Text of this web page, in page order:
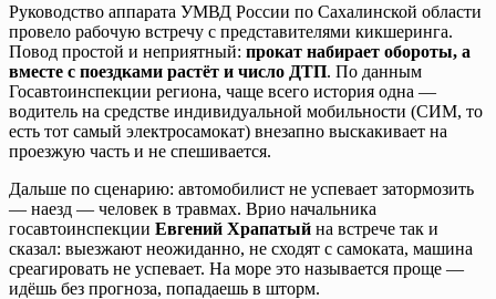
Руководство аппарата УМВД России по Сахалинской области
провело рабочую встречу с представителями кикшеринга.
Повод простой и неприятный: прокат набирает обороты, а
вместе с поездками растёт и число ДТП. По данным
Госавтоинспекции региона, чаще всего история одна —
водитель на средстве индивидуальной мобильности (СИМ, то
есть тот самый электросамокат) внезапно выскакивает на
проезжую часть и не спешивается.
Дальше по сценарию: автомобилист не успевает затормозить
— наезд — человек в травмах. Врио начальника
госавтоинспекции Евгений Храпатый на встрече так и
сказал: выезжают неожиданно, не сходят с самоката, машина
среагировать не успевает. На море это называется проще —
идёшь без прогноза, попадаешь в шторм.